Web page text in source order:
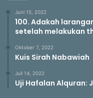
Juni 15, 2022
100. Adakah
setelah melakukan
Oktober 7, 2022
Kuis Sirah Nabawiah
Juli 14, 2022
Uji Hafalan Alquran: